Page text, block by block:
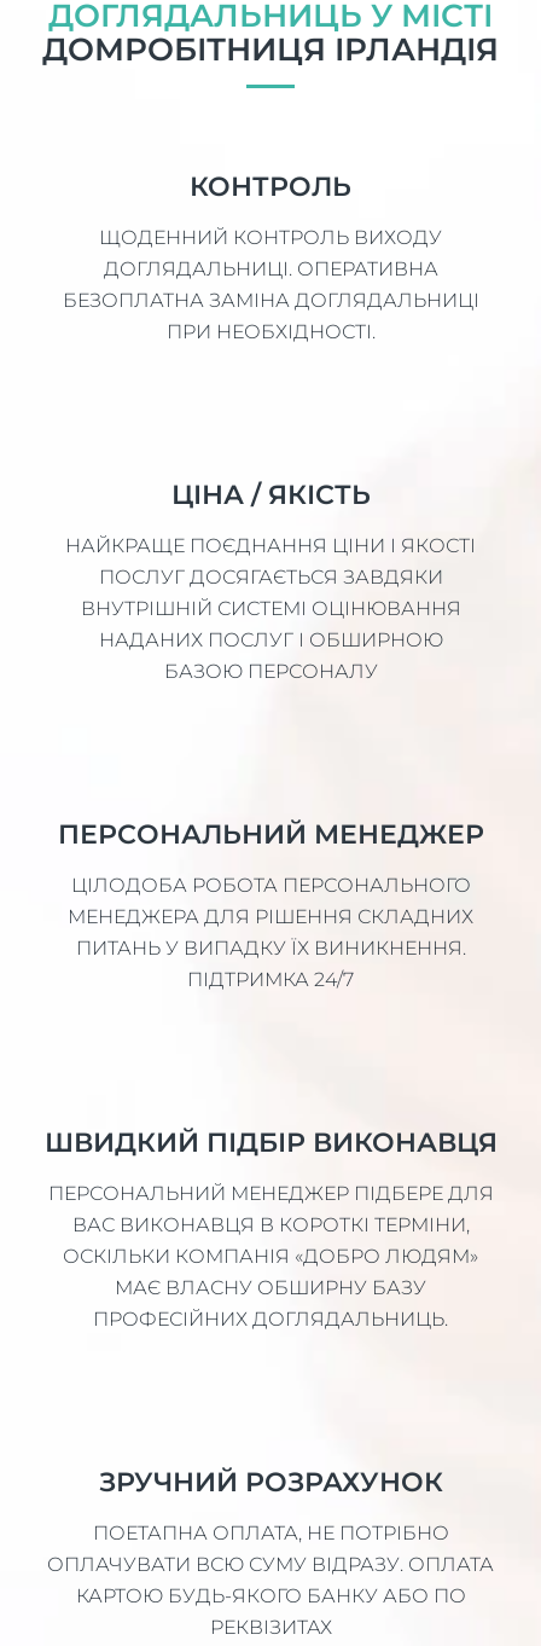
ДОГЛЯДАЛЬНИЦЬ У МІСТІ
ДОМРОБІТНИЦЯ ІРЛАНДІЯ
КОНТРОЛЬ
ЩОДЕННИЙ КОНТРОЛЬ ВИХОДУ
ДОГЛЯДАЛЬНИЦІ. ОПЕРАТИВНА
БЕЗОПЛАТНА ЗАМІНА ДОГЛЯДАЛЬНИЦІ
ПРИ НЕОБХІДНОСТІ.
ЦІНА / ЯКІСТЬ
НАЙКРАЩЕ ПОЄДНАННЯ ЦІНИ І ЯКОСТІ
ПОСЛУГ ДОСЯГАЄТЬСЯ ЗАВДЯКИ
ВНУТРІШНІЙ СИСТЕМІ ОЦІНЮВАННЯ
НАДАНИХ ПОСЛУГ І ОБШИРНОЮ
БАЗОЮ ПЕРСОНАЛУ
ПЕРСОНАЛЬНИЙ МЕНЕДЖЕР
ЦІЛОДОБА РОБОТА ПЕРСОНАЛЬНОГО
МЕНЕДЖЕРА ДЛЯ РІШЕННЯ СКЛАДНИХ
ПИТАНЬ У ВИПАДКУ ЇХ ВИНИКНЕННЯ.
ПІДТРИМКА 24/7
ШВИДКИЙ ПІДБІР ВИКОНАВЦЯ
ПЕРСОНАЛЬНИЙ МЕНЕДЖЕР ПІДБЕРЕ ДЛЯ
ВАС ВИКОНАВЦЯ В КОРОТКІ ТЕРМІНИ,
ОСКІЛЬКИ КОМПАНІЯ «ДОБРО ЛЮДЯМ»
МАЄ ВЛАСНУ ОБШИРНУ БАЗУ
ПРОФЕСІЙНИХ ДОГЛЯДАЛЬНИЦЬ.
ЗРУЧНИЙ РОЗРАХУНОК
ПОЕТАПНА ОПЛАТА, НЕ ПОТРІБНО
ОПЛАЧУВАТИ ВСЮ СУМУ ВІДРАЗУ. ОПЛАТА
КАРТОЮ БУДЬ-ЯКОГО БАНКУ АБО ПО
РЕКВІЗИТАХ